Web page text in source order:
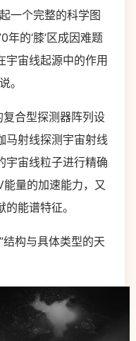
个完整的科学图
的‘膝’区成因难题
宇宙线起源中的作用
。
合型探测器阵列设
马射线探测宇宙射线
宇宙线粒子进行精确
量的加速能力，又
能谱特征。
构与具体类型的天